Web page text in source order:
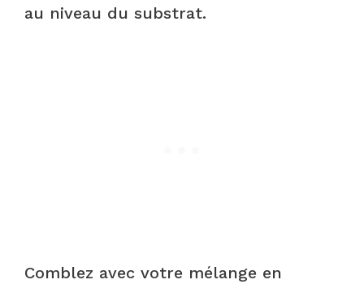
au niveau du substrat.
Comblez avec votre mélange en